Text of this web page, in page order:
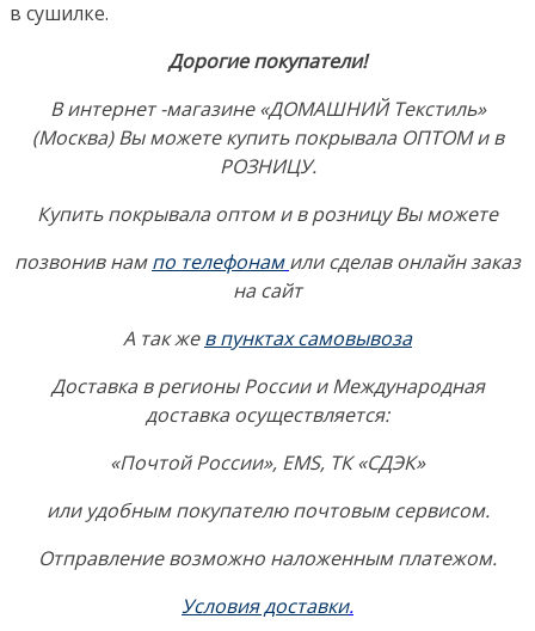
в сушилке.
Дорогие покупатели!
В интернет -магазине «ДОМАШНИЙ Текстиль»
(Москва) Вы можете купить покрывала ОПТОМ и в
РОЗНИЦУ.
Купить покрывала оптом и в розницу Вы можете
позвонив нампо телефонам или сделав онлайн заказ
на сайт
А так жев пунктах самовывоза
Доставка в регионы России и Международная
доставка осуществляется:
«Почтой России», EMS, ТК «СДЭК»
или удобным покупателю почтовым сервисом.
Отправление возможно наложенным платежом.
Условия доставки.